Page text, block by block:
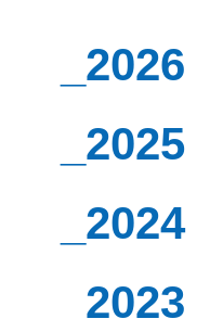
_2026
_2025
_2024
_2023